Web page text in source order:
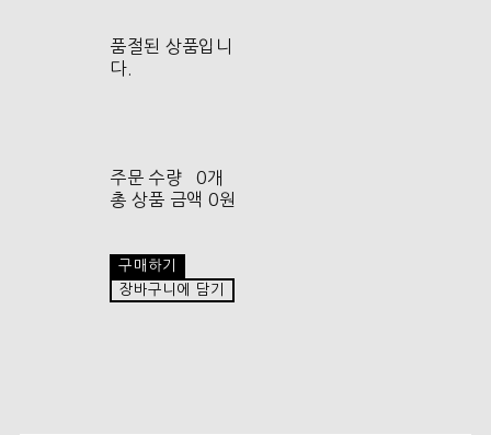
품절된 상품입니
다.
주문 수량
0개
총 상품 금액 0원
구매하기
장바구니에 담기